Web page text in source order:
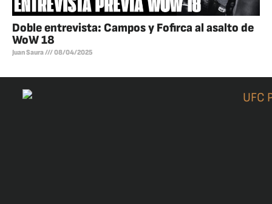
Doble entrevista: Campos y Fofirca al asalto de
WoW 18
Juan Saura 08/04/2025